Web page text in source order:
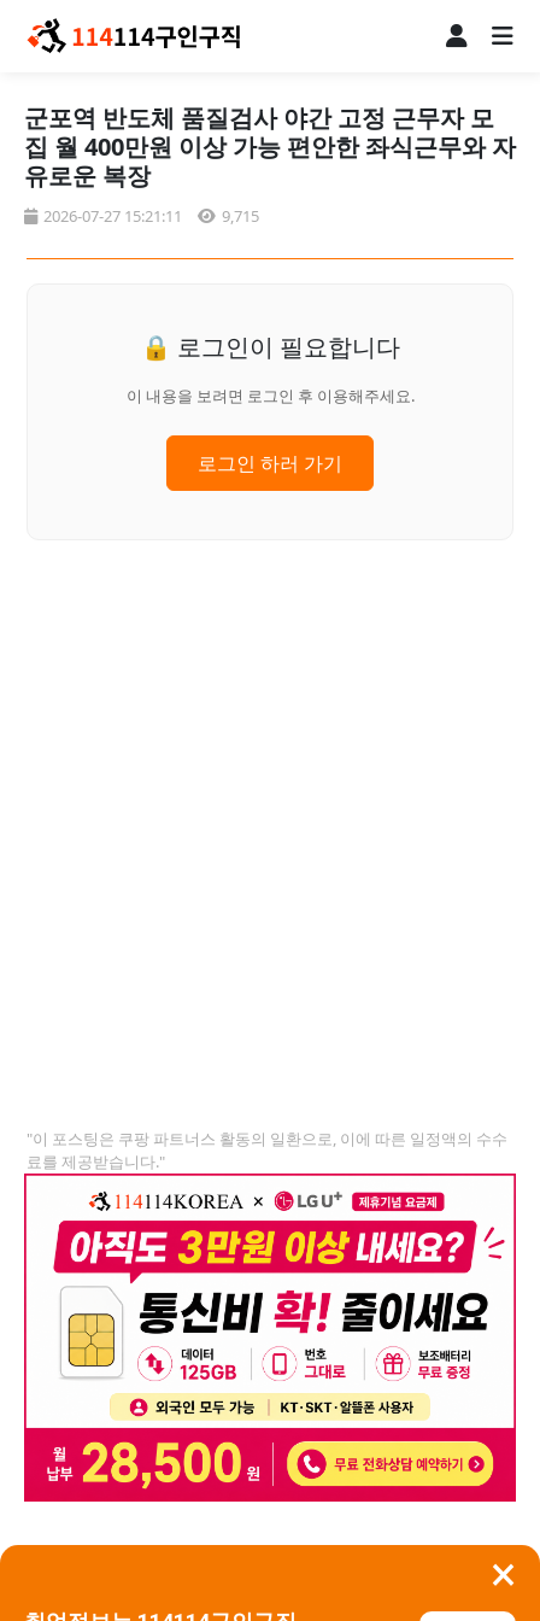
×
군포역 반도체 품질검사 야간 고정 근무자 모
집 월 400만원 이상 가능 편안한 좌식근무와 자
유로운 복장
2026-07-27 15:21:11 9,715
🔒 로그인이 필요합니다
이 내용을 보려면 로그인 후 이용해주세요.
로그인 하러 가기
"이 포스팅은 쿠팡 파트너스 활동의 일환으로, 이에 따른 일정액의 수수
료를 제공받습니다."